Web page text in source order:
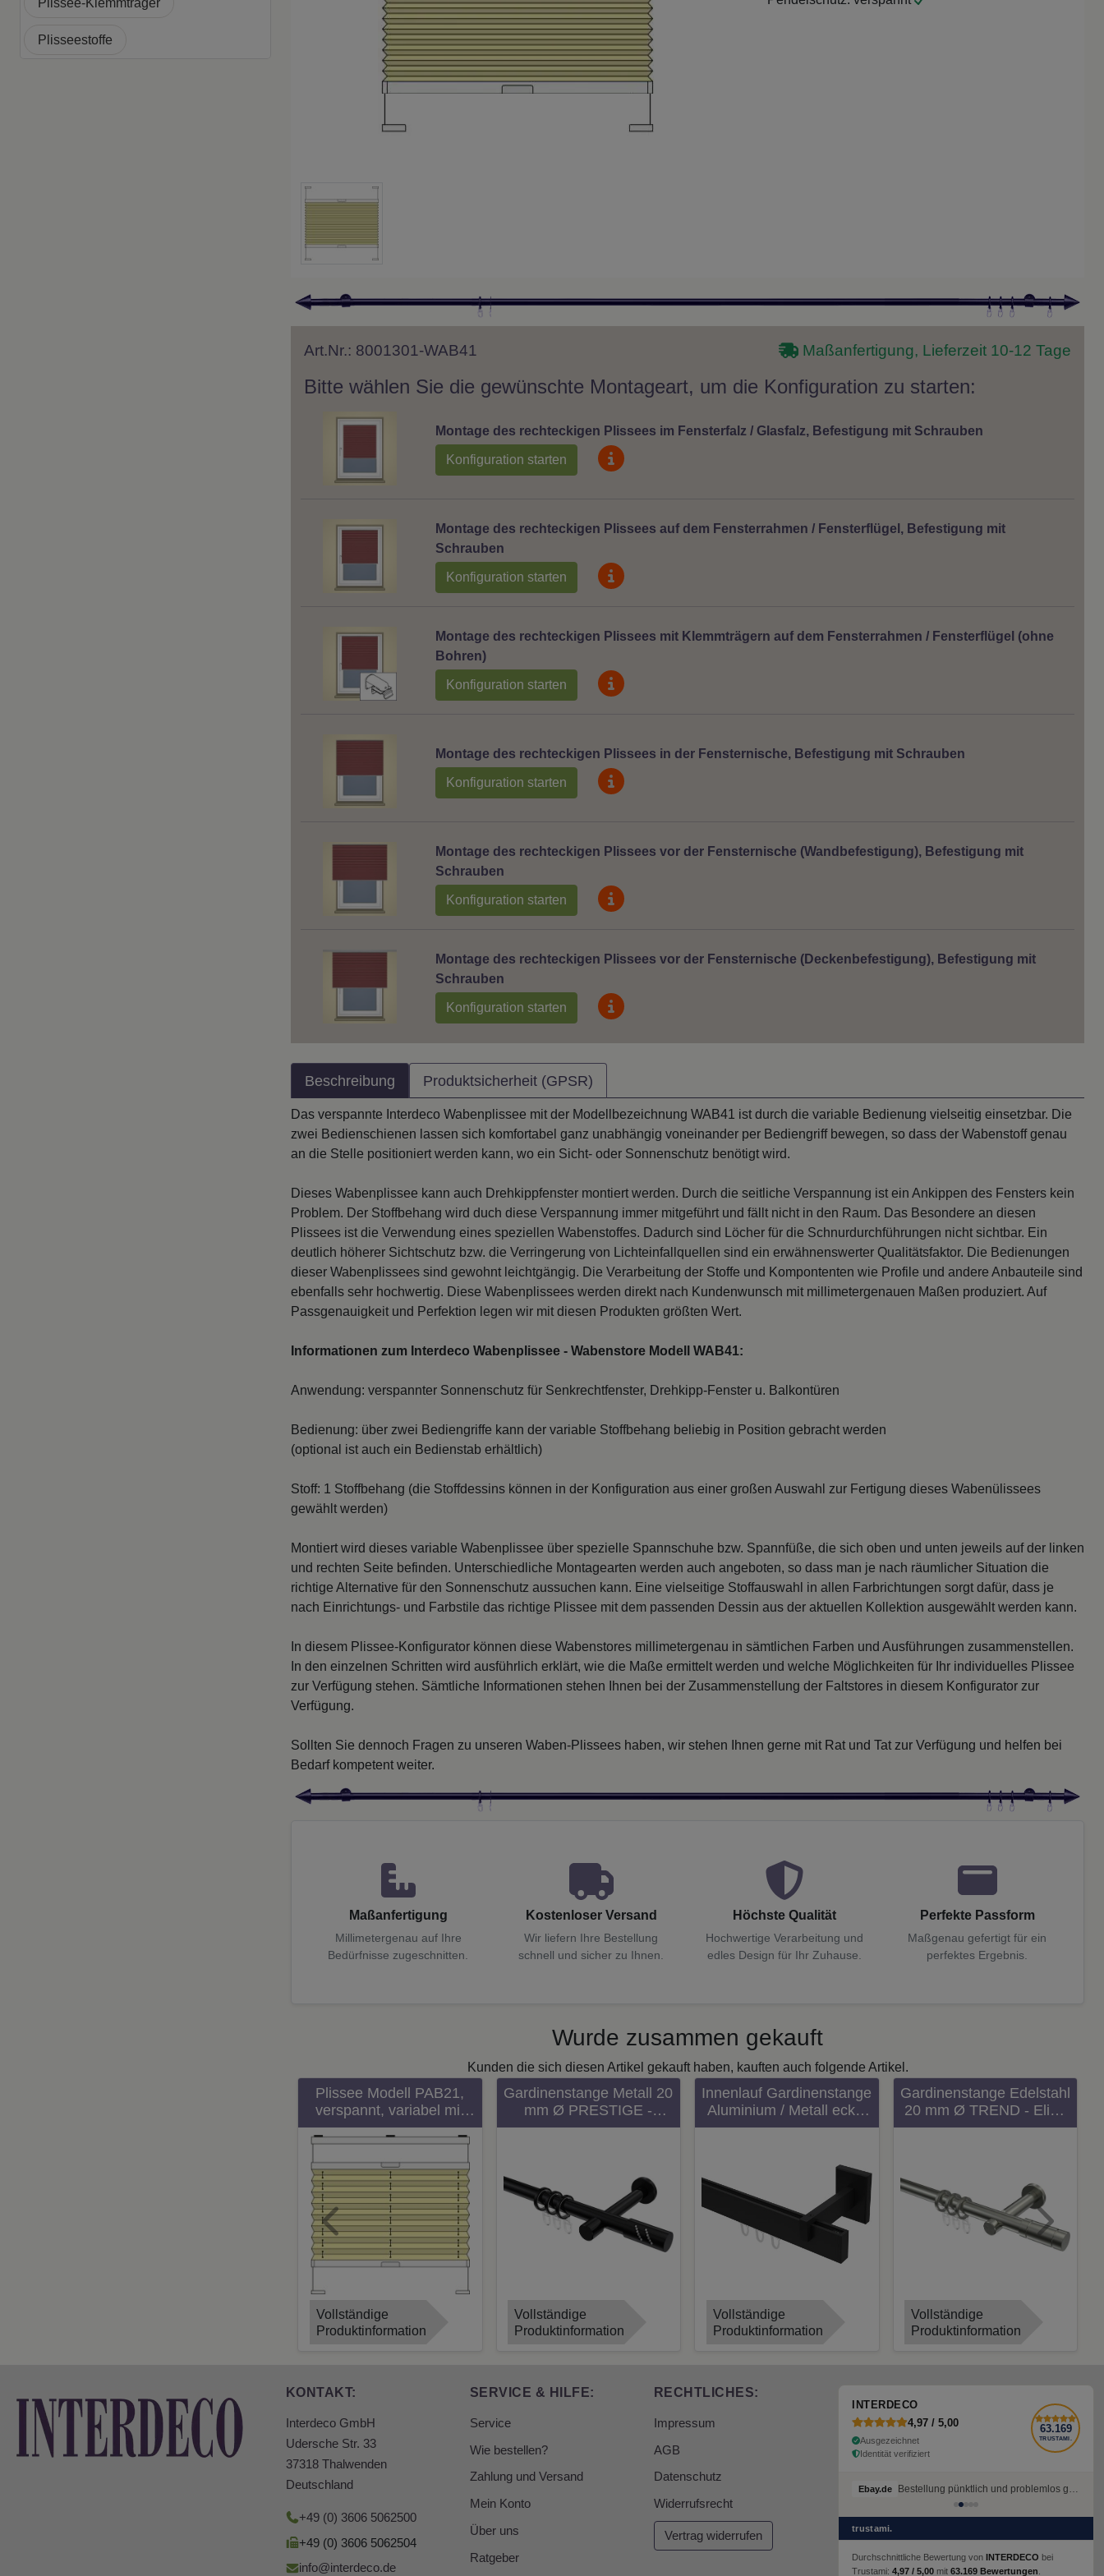
Plissee-Klemmträger
Plisseestoffe
Art.Nr.: 8001301-WAB41 Maßanfertigung, Lieferzeit 10-12 Tage
Bitte wählen Sie die gewünschte Montageart, um die Konfiguration zu starten:
Montage des rechteckigen Plissees im Fensterfalz / Glasfalz, Befestigung mit Schrauben
Konfiguration starten
Montage des rechteckigen Plissees auf dem Fensterrahmen / Fensterflügel, Befestigung mit
Schrauben
Konfiguration starten
Montage des rechteckigen Plissees mit Klemmträgern auf dem Fensterrahmen / Fensterflügel (ohne
Bohren)
Konfiguration starten
Montage des rechteckigen Plissees in der Fensternische, Befestigung mit Schrauben
Konfiguration starten
Montage des rechteckigen Plissees vor der Fensternische (Wandbefestigung), Befestigung mit
Schrauben
Konfiguration starten
Montage des rechteckigen Plissees vor der Fensternische (Deckenbefestigung), Befestigung mit
Schrauben
Konfiguration starten
Beschreibung Produktsicherheit (GPSR)
Das verspannte Interdeco Wabenplissee mit der Modellbezeichnung WAB41 ist durch die variable Bedienung vielseitig einsetzbar. Die
zwei Bedienschienen lassen sich komfortabel ganz unabhängig voneinander per Bediengriff bewegen, so dass der Wabenstoff genau
an die Stelle positioniert werden kann, wo ein Sicht- oder Sonnenschutz benötigt wird.
Dieses Wabenplissee kann auch Drehkippfenster montiert werden. Durch die seitliche Verspannung ist ein Ankippen des Fensters kein
Problem. Der Stoffbehang wird duch diese Verspannung immer mitgeführt und fällt nicht in den Raum. Das Besondere an diesen
Plissees ist die Verwendung eines speziellen Wabenstoffes. Dadurch sind Löcher für die Schnurdurchführungen nicht sichtbar. Ein
deutlich höherer Sichtschutz bzw. die Verringerung von Lichteinfallquellen sind ein erwähnenswerter Qualitätsfaktor. Die Bedienungen
dieser Wabenplissees sind gewohnt leichtgängig. Die Verarbeitung der Stoffe und Kompontenten wie Profile und andere Anbauteile sind
ebenfalls sehr hochwertig. Diese Wabenplissees werden direkt nach Kundenwunsch mit millimetergenauen Maßen produziert. Auf
Passgenauigkeit und Perfektion legen wir mit diesen Produkten größten Wert.
Informationen zum Interdeco Wabenplissee - Wabenstore Modell WAB41:
Anwendung: verspannter Sonnenschutz für Senkrechtfenster, Drehkipp-Fenster u. Balkontüren
Bedienung: über zwei Bediengriffe kann der variable Stoffbehang beliebig in Position gebracht werden
(optional ist auch ein Bedienstab erhältlich)
Stoff: 1 Stoffbehang (die Stoffdessins können in der Konfiguration aus einer großen Auswahl zur Fertigung dieses Wabenülissees
gewählt werden)
Montiert wird dieses variable Wabenplissee über spezielle Spannschuhe bzw. Spannfüße, die sich oben und unten jeweils auf der linken
und rechten Seite befinden. Unterschiedliche Montagearten werden auch angeboten, so dass man je nach räumlicher Situation die
richtige Alternative für den Sonnenschutz aussuchen kann. Eine vielseitige Stoffauswahl in allen Farbrichtungen sorgt dafür, dass je
nach Einrichtungs- und Farbstile das richtige Plissee mit dem passenden Dessin aus der aktuellen Kollektion ausgewählt werden kann.
In diesem Plissee-Konfigurator können diese Wabenstores millimetergenau in sämtlichen Farben und Ausführungen zusammenstellen.
In den einzelnen Schritten wird ausführlich erklärt, wie die Maße ermittelt werden und welche Möglichkeiten für Ihr individuelles Plissee
zur Verfügung stehen. Sämtliche Informationen stehen Ihnen bei der Zusammenstellung der Faltstores in diesem Konfigurator zur
Verfügung.
Sollten Sie dennoch Fragen zu unseren Waben-Plissees haben, wir stehen Ihnen gerne mit Rat und Tat zur Verfügung und helfen bei
Bedarf kompetent weiter.
Maßanfertigung
Millimetergenau auf Ihre
Bedürfnisse zugeschnitten.
Kostenloser Versand
Wir liefern Ihre Bestellung
schnell und sicher zu Ihnen.
Höchste Qualität
Hochwertige Verarbeitung und
edles Design für Ihr Zuhause.
Perfekte Passform
Maßgenau gefertigt für ein
perfektes Ergebnis.
Wurde zusammen gekauft
Kunden die sich diesen Artikel gekauft haben, kauften auch folgende Artikel.
Plissee Modell PAB21,
verspannt, variabel mit
Bediengriffen
Vollständige
Produktinformation
Gardinenstange Metall 20
mm Ø PRESTIGE -
Zoena Schwarz 100 cm
Vollständige
Produktinformation
Innenlauf Gardinenstange
Aluminium / Metall eckig
14x35 mm SMARTLINE -
Vollständige
Produktinformation
Gardinenstange Edelstahl
20 mm Ø TREND - Elias
100 cm
Vollständige
Produktinformation
Previous Next
KONTAKT:
Interdeco GmbH
Udersche Str. 33
37318 Thalwenden
Deutschland
+49 (0) 3606 5062500
+49 (0) 3606 5062504
info@interdeco.de
SERVICE & HILFE:
Service
Wie bestellen?
Zahlung und Versand
Mein Konto
Über uns
Ratgeber
RECHTLICHES:
Impressum
AGB
Datenschutz
Widerrufsrecht
Vertrag widerrufen
INTERDECO
4,97 / 5,00
Ausgezeichnet
Identität verifiziert
63.169
TRUSTAMI.
Ebay.de
trustami.
Durchschnittliche Bewertung von INTERDECO bei
Trustami: 4,97 / 5,00 mit 63.169 Bewertungen